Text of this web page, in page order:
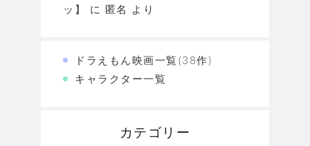
ッ】
に 匿名 より
ドラえもん映画一覧(38作)
キャラクター一覧
カテゴリー